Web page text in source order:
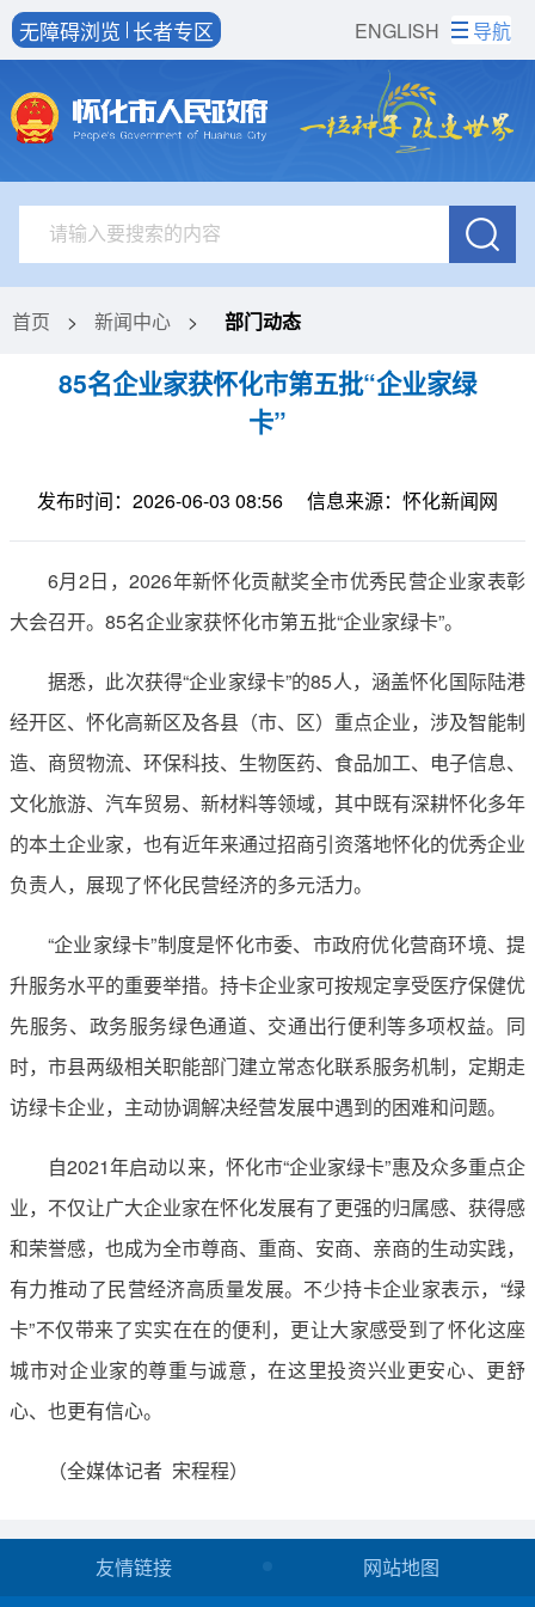
ENGLISH
无障碍浏览 长者专区 导航
首页 > 新闻中心 > 部门动态
85名企业家获怀化市第五批“企业家绿
卡”
发布时间：2026-06-03 08:56 信息来源：怀化新闻网
6月2日，2026年新怀化贡献奖全市优秀民营企业家表彰
大会召开。85名企业家获怀化市第五批“企业家绿卡”。
据悉，此次获得“企业家绿卡”的85人，涵盖怀化国际陆港
经开区、怀化高新区及各县（市、区）重点企业，涉及智能制
造、商贸物流、环保科技、生物医药、食品加工、电子信息、
文化旅游、汽车贸易、新材料等领域，其中既有深耕怀化多年
的本土企业家，也有近年来通过招商引资落地怀化的优秀企业
负责人，展现了怀化民营经济的多元活力。
“企业家绿卡”制度是怀化市委、市政府优化营商环境、提
升服务水平的重要举措。持卡企业家可按规定享受医疗保健优
先服务、政务服务绿色通道、交通出行便利等多项权益。同
时，市县两级相关职能部门建立常态化联系服务机制，定期走
访绿卡企业，主动协调解决经营发展中遇到的困难和问题。
自2021年启动以来，怀化市“企业家绿卡”惠及众多重点企
业，不仅让广大企业家在怀化发展有了更强的归属感、获得感
和荣誉感，也成为全市尊商、重商、安商、亲商的生动实践，
有力推动了民营经济高质量发展。不少持卡企业家表示，“绿
卡”不仅带来了实实在在的便利，更让大家感受到了怀化这座
城市对企业家的尊重与诚意，在这里投资兴业更安心、更舒
心、也更有信心。
（全媒体记者 宋程程）
友情链接 网站地图